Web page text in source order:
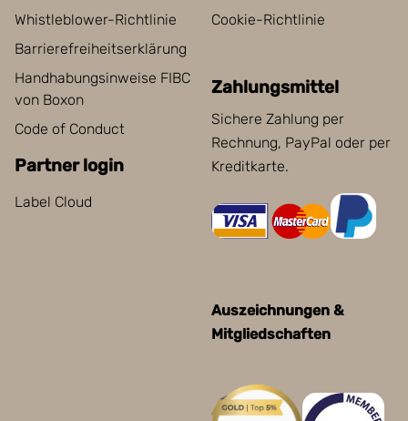
Whistleblower-Richtlinie
Barrierefreiheitserklärung
Handhabungsinweise FIBC
von Boxon
Code of Conduct
Partner login
Label Cloud
Cookie-Richtlinie
Zahlungsmittel
Sichere Zahlung per
Rechnung, PayPal oder per
Kreditkarte.
Auszeichnungen &
Mitgliedschaften